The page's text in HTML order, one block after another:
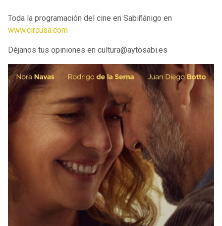
Toda la programación del cine en Sabiñánigo en
www.circusa.com
Déjanos tus opiniones en cultura@aytosabi.es